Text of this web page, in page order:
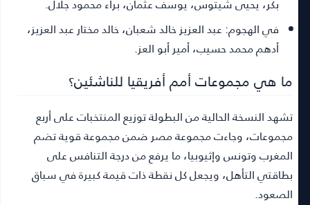
في الهجوم:عبد العزيز خالد شعبان، خالد مختار عبد العزيز،
أدهم محمد حسيب، أمير أبو العز.
ما هي مجموعات أمم أفريقيا للناشئين؟
تشهد النسخة الحالية من البطولة توزيع المنتخبات على أربع
مجموعات، وجاءت مجموعة مصر ضمن مجموعة قوية تضم
المغرب وتونس وإثيوبيا، ما يرفع من درجة التنافس على
بطاقتي التأهل، ويجعل كل نقطة ذات قيمة كبيرة في سباق
الصعود.